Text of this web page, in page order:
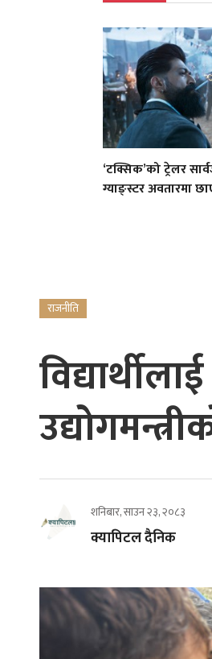
‘टक्सिक’को ट्रेलर
ग्याङ्स्टर अवतारमा
राजनीति
शनिबार, साउन २३, २०८३
क्यापिटल दैनिक